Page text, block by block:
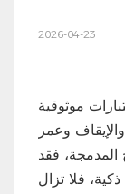
2026-04-23
موثوقية
وعمر
المدمجة، فقد
فلا تزال